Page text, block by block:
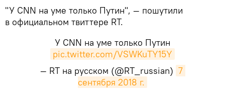
"У CNN на уме только Путин", — пошутили
в официальном твиттере RT.
У CNN на уме только Путин
pic.twitter.com/VSWKuTY15Y
— RT на русском (@RT_russian) 7
сентября 2018 г.